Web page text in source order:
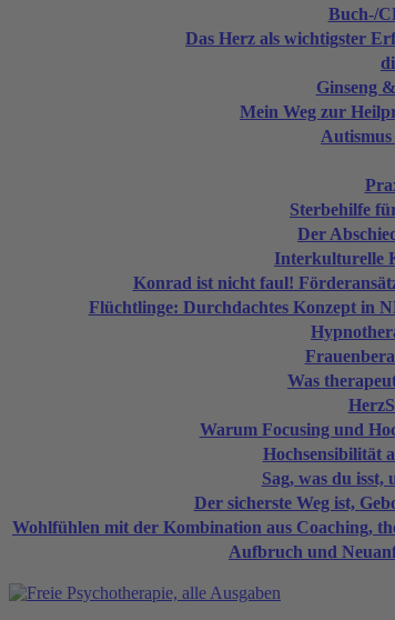
Buch-/
Das Herz als wichtigster
Ginseng
Mein Weg zur
Sterbehilfe
Der
Interkulturelle
Konrad ist nicht faul!
Flüchtlinge: Durchdachtes Konzept in
Was
Warum Focusing und
Hochsensibilität
Sag, was du isst,
Der sicherste Weg ist,
Wohlfühlen mit der Kombination aus Coaching,
Aufbruch und